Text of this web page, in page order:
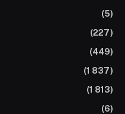
(5)
(227)
(449)
(1 837)
(1 813)
(6)